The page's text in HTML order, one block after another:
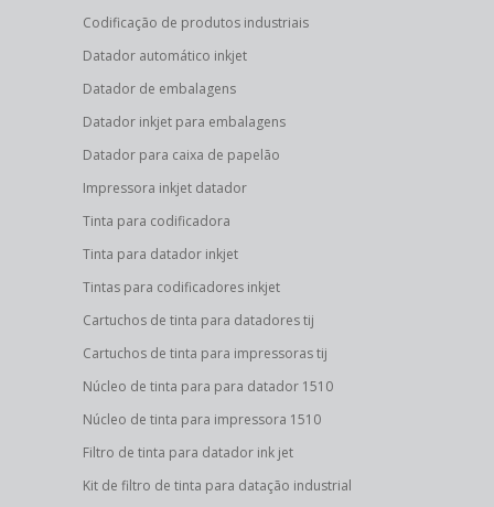
Codificação de produtos industriais
Datador automático inkjet
Datador de embalagens
Datador inkjet para embalagens
Datador para caixa de papelão
Impressora inkjet datador
Tinta para codificadora
Tinta para datador inkjet
Tintas para codificadores inkjet
Cartuchos de tinta para datadores tij
Cartuchos de tinta para impressoras tij
Núcleo de tinta para para datador 1510
Núcleo de tinta para impressora 1510
Filtro de tinta para datador ink jet
Kit de filtro de tinta para datação industrial